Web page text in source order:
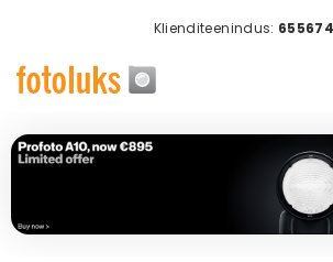
Klienditeenindus: